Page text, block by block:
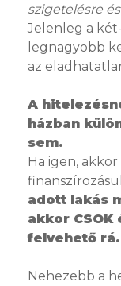
szigetelésre
Jelenleg a
legnagyobb
az
A
házban
sem.
Ha igen,
adott lakás
akkor
felvehető rá.
Nehezebb a